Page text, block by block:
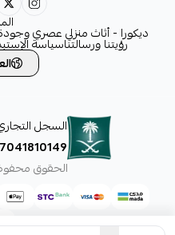
ديكورا - أثاث منزلي عصري وجودة
رؤيتنا ورسالتناسياسة
السجل
7041810149
الحقوق محفوظة